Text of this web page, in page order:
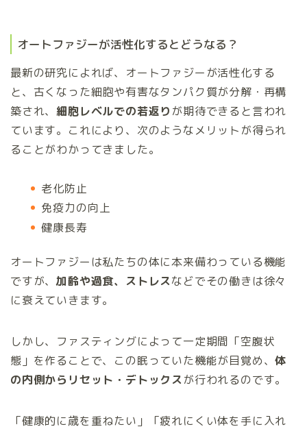
オートファジーが活性化するとどうなる？
最新の研究によれば、オートファジーが活性化する
と、古くなった細胞や有害なタンパク質が分解・再構
築され、細胞レベルでの若返り が期待できると言われ
ています。これにより、次のようなメリットが得られ
ることがわかってきました。
老化防止
免疫力の向上
健康長寿
オートファジーは私たちの体に本来備わっている機能
ですが、加齢や過食、ストレスなどでその働きは徐々
に衰えていきます。
しかし、ファスティングによって一定期間「空腹状
態」を作ることで、この眠っていた機能が目覚め、体
の内側からリセット・デトックス が行われるのです。
「健康的に歳を重ねたい」「疲れにくい体を手に入れ